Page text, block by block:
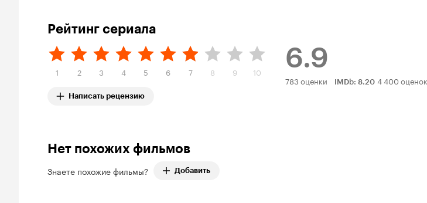
Рейтинг сериала
1 2 3 4 5 6 7 8 9 10
Написать рецензию
6.9
Рейтинг
783 оценки IMDb: 8.20 4 400 оценок
Нет похожих фильмов
Знаете похожие фильмы? Добавить